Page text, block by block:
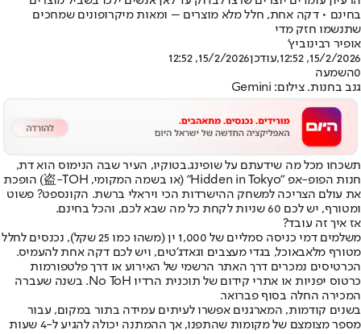
בחינם • דקה אחת, חלל מלא מוצרים – ומאות מיקרופונים שמחכים
שתנשמו חזק מדי
אופיר רבינוביץ'
15/2/2026, 12:52
,עודכן15/2/2026, 12:52
0השמעה
גנב בחנות. צילום: Gemini
תשכחו מכל מה שידעתם על שופינג.בטוקיו, העיר שבה הנימוס הוא דת,
חנות הפופ-אפ "Hidden in Tokyo" (או בשמה המקומי, 盗-TOH) הופכת
את עולם הצריכה למשחק ההישרדות הכי ויראלי ברשת. הקונספט? פשוט
ומטורף, יש לכם 60 שניות לקחת כל מה שבא לכם, והכל בחינם.
אז איך זה עובד?
משלמים דמי כניסה סמליים של 1,000 ין (משהו כמו 25 שקל), נכנסים לחלל
מטורף מלאבאוכל, בגדי מעצבים וגאדג'טים, ויש לכם דקה אחת להעמיס.
הכרטיסים נמכרים דרך האתר הרשמי של האירוע או דרך פלטפורמות
כרטוס יפניות או אתרי קידום של תוכנית הרדיו No ToH. בשנה שעברה
המכירה החלה בסוף פברואר.
בשנים קודמות, המארגנים אפשרו לעיתים עמידה בתור במקום, עבור
מספר מצומצם של מקומות שהתפנו, אך ההמתנה יכולה להגיע ל-4 שעות